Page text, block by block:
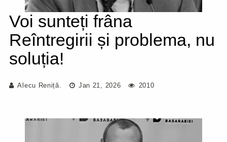
Voi sunteți frâna
Reîntregirii și problema, nu
soluția!
Alecu Reniță. Jan 21, 2026 2010